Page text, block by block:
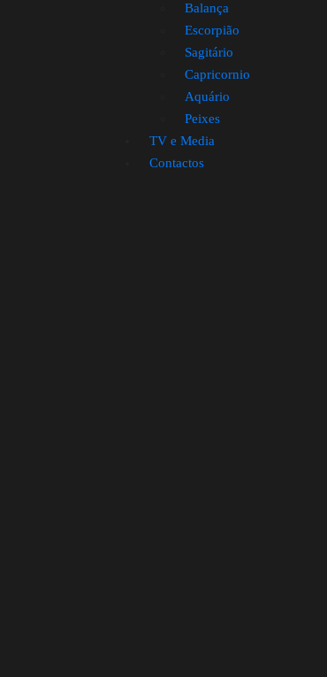
Balança
Escorpião
Sagitário
Capricornio
Aquário
Peixes
TV e Media
Contactos